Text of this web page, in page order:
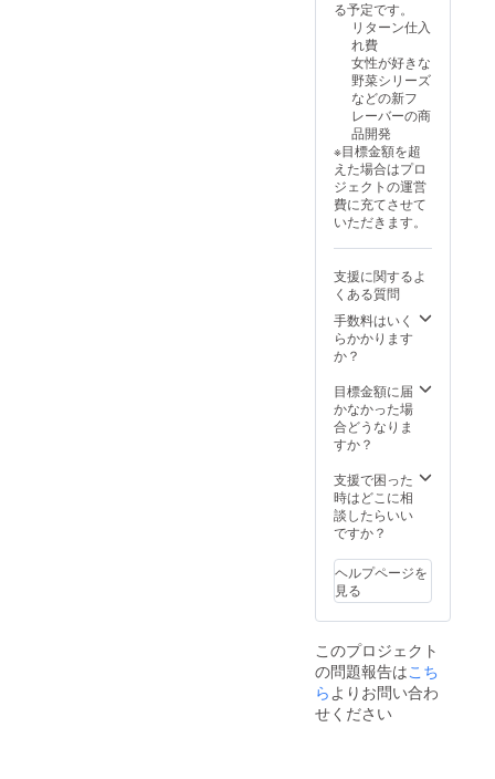
届けの
リター
ンに貼
付され
たラベ
ルや注
意書き
をご確
認くだ
さ
い。」
有機コ
コア、
有機抹
茶、ほ
うじ
茶、有
機さつ
まいも
（安納
芋）、
有機か
ぼちゃ
・添加
物表
示、ア
レル
ギー表
示：大
豆 「原
物等の
食品表
示はお
ベルに
表記さ
れま
す。 商
前には
必ずお
届けの
リター
付され
たラベ
ルや注
意書き
をご確
の原産
地：有
機豆乳
（国内
製
造）、
有機砂
糖、有
機ココ
ナッツ
ミル
ク、菜
種油、
ナリネ
うじ
茶、有
機さつ
まいも
有機か
ぼちゃ
・添加
レル
ギー表
示：大
豆 「原
び添加
物等の
食品表
示はお
品のラ
ベルに
表記さ
れま
す。 商
ご支援
お礼手
効期
限：
2025年
10月か
ら2025
年12月
末まで
１
５%OF
Fクーポ
ン付
重量：
各100㎖
・保存
方法：
冷凍 ・
限もし
くは賞
味期
限：な
材料：
有機豆
乳（国
内製
有機砂
糖、有
機ココ
ナッツ
ク、菜
種油、
ナリネ
菌＋バ
ニラ、
る予定です。
リターン仕入
れ費
女性が好きな
野菜シリーズ
などの新フ
レーバーの商
品開発
※目標金額を超
えた場合はプロ
ジェクトの運営
費に充てさせて
いただきます。
支援に関するよ
くある質問
手数料はいく
らかかります
か？
目標金額に届
かなかった場
合どうなりま
すか？
支援で困った
時はどこに相
談したらいい
ですか？
ヘルプページを
見る
このプロジェクト
の問題報告はこち
ら よりお問い合わ
せください